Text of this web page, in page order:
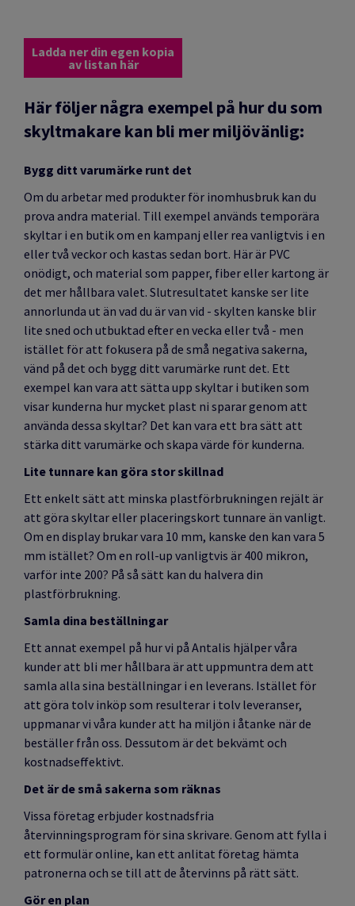
Ladda ner din egen kopia
av listan här
Här följer några exempel på hur du som
skyltmakare kan bli mer miljövänlig:
Bygg ditt varumärke runt det
Om du arbetar med produkter för inomhusbruk kan du
prova andra material. Till exempel används temporära
skyltar i en butik om en kampanj eller rea vanligtvis i en
eller två veckor och kastas sedan bort. Här är PVC
onödigt, och material som papper, fiber eller kartong är
det mer hållbara valet. Slutresultatet kanske ser lite
annorlunda ut än vad du är van vid - skylten kanske blir
lite sned och utbuktad efter en vecka eller två - men
istället för att fokusera på de små negativa sakerna,
vänd på det och bygg ditt varumärke runt det. Ett
exempel kan vara att sätta upp skyltar i butiken som
visar kunderna hur mycket plast ni sparar genom att
använda dessa skyltar? Det kan vara ett bra sätt att
stärka ditt varumärke och skapa värde för kunderna.
Lite tunnare kan göra stor skillnad
Ett enkelt sätt att minska plastförbrukningen rejält är
att göra skyltar eller placeringskort tunnare än vanligt.
Om en display brukar vara 10 mm, kanske den kan vara 5
mm istället? Om en roll-up vanligtvis är 400 mikron,
varför inte 200? På så sätt kan du halvera din
plastförbrukning.
Samla dina beställningar
Ett annat exempel på hur vi på Antalis hjälper våra
kunder att bli mer hållbara är att uppmuntra dem att
samla alla sina beställningar i en leverans. Istället för
att göra tolv inköp som resulterar i tolv leveranser,
uppmanar vi våra kunder att ha miljön i åtanke när de
beställer från oss. Dessutom är det bekvämt och
kostnadseffektivt.
Det är de små sakerna som räknas
Vissa företag erbjuder kostnadsfria
återvinningsprogram för sina skrivare. Genom att fylla i
ett formulär online, kan ett anlitat företag hämta
patronerna och se till att de återvinns på rätt sätt.
Gör en plan